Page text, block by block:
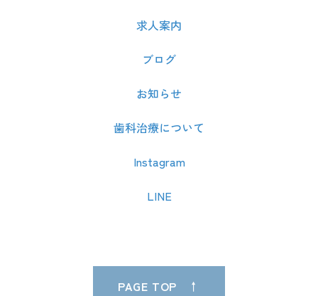
求人案内
ブログ
お知らせ
歯科治療について
Instagram
LINE
PAGE TOP